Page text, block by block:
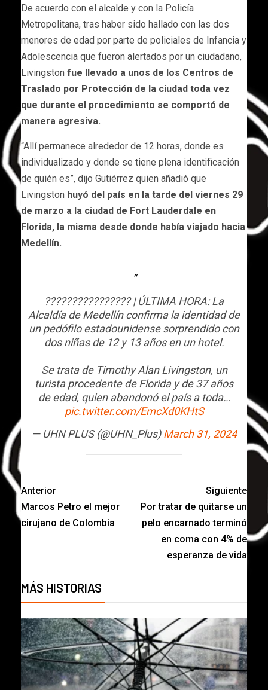
De acuerdo con el alcalde y con la Policía
Metropolitana, tras haber sido hallado con las dos
menores de edad por parte de policiales de Infancia y
Adolescencia que fueron alertados por un ciudadano,
Livingston fue llevado a unos de los Centros de
Traslado por Protección de la ciudad toda vez
que durante el procedimiento se comportó de
manera agresiva.
“Allí permanece alrededor de 12 horas, donde es
individualizado y donde se tiene plena identificación
de quién es”, dijo Gutiérrez quien añadió que
Livingston huyó del país en la tarde del viernes 29
de marzo a la ciudad de Fort Lauderdale en
Florida, la misma desde donde había viajado hacia
Medellín.
???????????????? | ÚLTIMA HORA: La
Alcaldía de Medellín confirma la identidad de
un pedófilo estadounidense sorprendido con
dos niñas de 12 y 13 años en un hotel.
Se trata de Timothy Alan Livingston, un
turista procedente de Florida y de 37 años
de edad, quien abandonó el país a toda…
pic.twitter.com/EmcXd0KHtS
— UHN PLUS (@UHN_Plus)March 31, 2024
Anterior
Marcos Petro el mejor
cirujano de Colombia
Siguiente
Por tratar de quitarse un
pelo encarnado terminó
en coma con 4% de
esperanza de vida
MÁS HISTORIAS